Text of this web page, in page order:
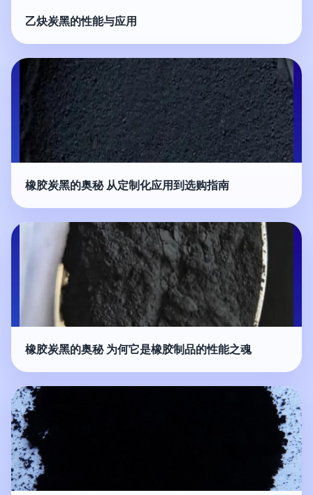
乙炔炭黑的性能与应用
橡胶炭黑的奥秘 从定制化应用到选购指南
橡胶炭黑的奥秘 为何它是橡胶制品的性能之魂